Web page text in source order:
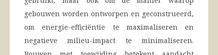
gebouwen worden ontworpen en geconstrueerd,
om energie-efficiëntie te maximaliseren en
negatieve milieu-impact te minimaliseren.